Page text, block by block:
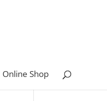
Online Shop